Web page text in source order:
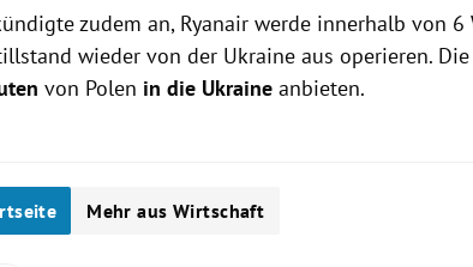
zudem an, Ryanair werde innerhalb von 6
wieder von der Ukraine aus operieren.
von Polen in die Ukraine anbieten.
Mehr aus Wirtschaft